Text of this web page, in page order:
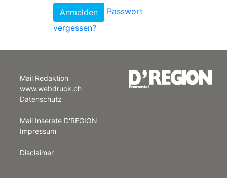
App
Passwort
vergessen?
Mail Redaktion
www.webdruck.ch
Datenschutz
Mail Inserate D'REGION
Impressum
Disclaimer